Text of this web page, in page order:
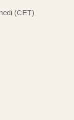
(CET)